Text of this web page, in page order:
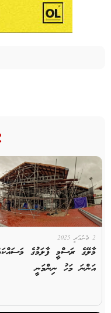
2 ޖެނުއަރީ 2025
މާލޭގެ ރަސްމީ ފާލަމުގެ
އަންނަ މަހު ނިންމަނީ